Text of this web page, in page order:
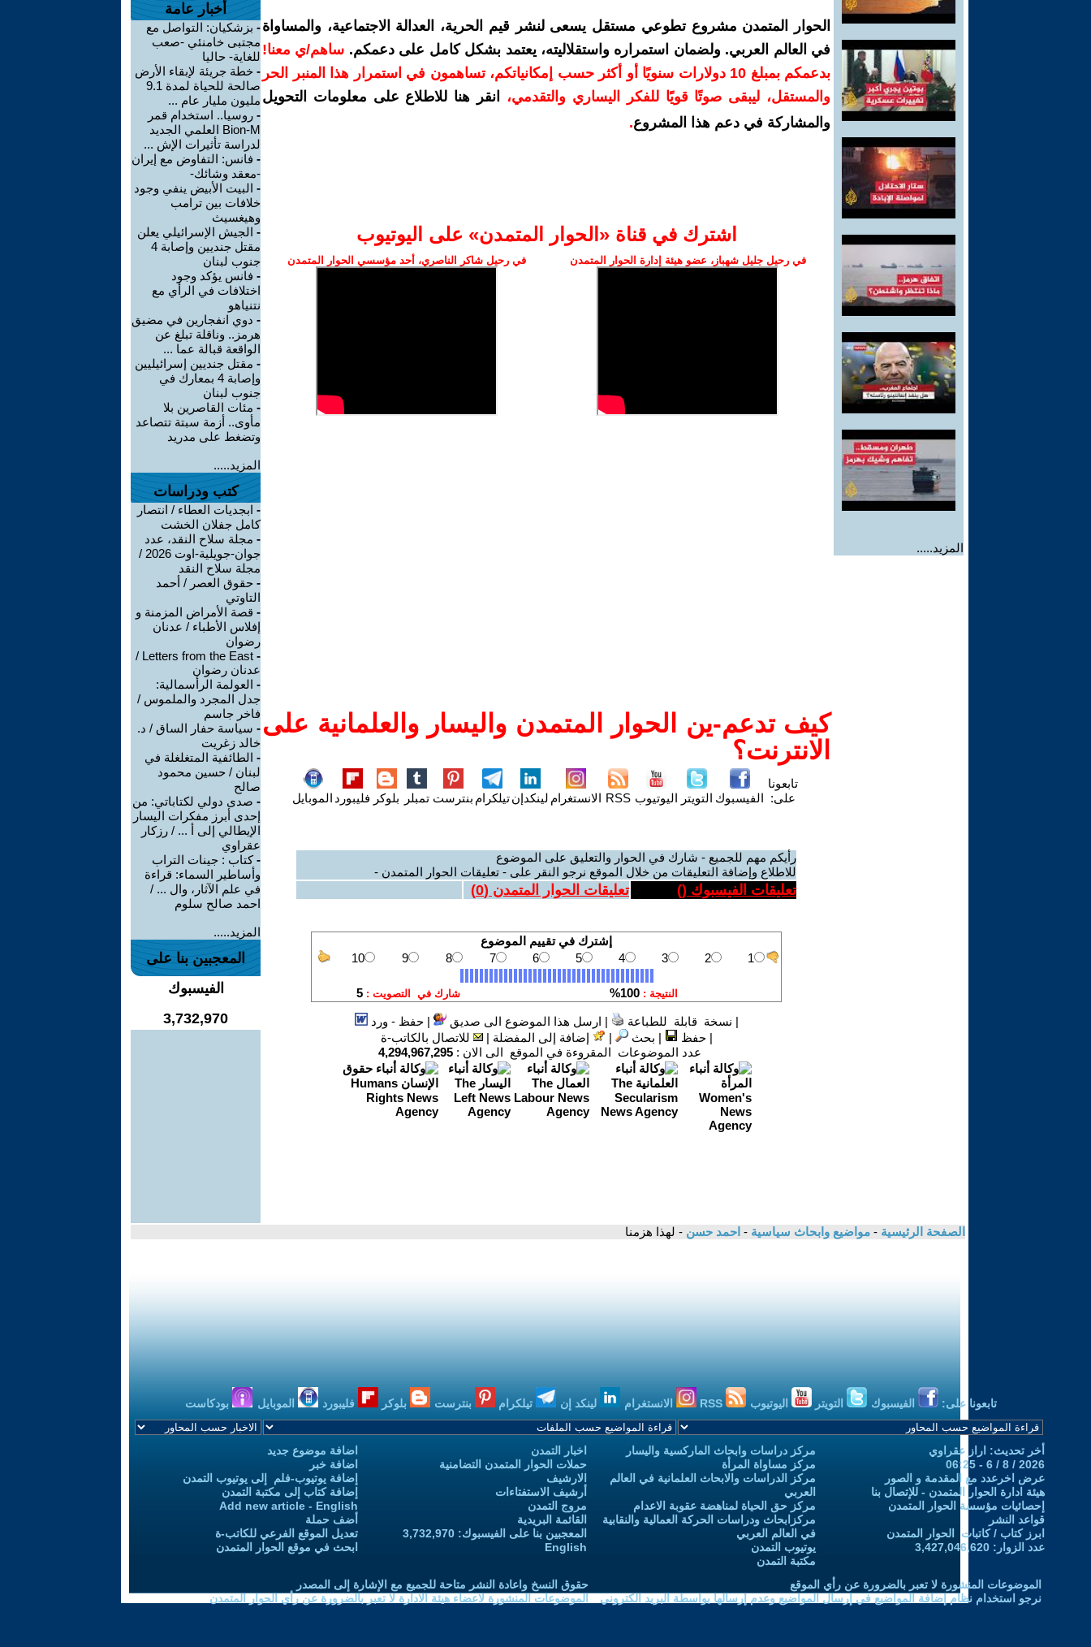
المزيد.....
الحوار المتمدن مشروع تطوعي مستقل يسعى لنشر قيم الحرية، العدالة الاجتماعية، والمساواة
في العالم العربي. ولضمان استمراره واستقلاليته، يعتمد بشكل كامل على دعمكم. ساهم/ي معنا!
بدعمكم بمبلغ 10 دولارات سنويًا أو أكثر حسب إمكانياتكم، تساهمون في استمرار هذا المنبر الحر
والمستقل، ليبقى صوتًا قويًا للفكر اليساري والتقدمي،
انقر هنا للاطلاع على معلومات التحويل
والمشاركة في دعم هذا المشروع.
اشترك في قناة ‫«الحوار المتمدن» على اليوتيوب
في رحيل جليل شهباز، عضو هيئة إدارة الحوار المتمدن في رحيل شاكر الناصري، أحد مؤسسي الحوار المتمدن
كيف تدعم-ين الحوار المتمدن واليسار والعلمانية على
الانترنت؟
تابعونا
على: الفيسبوك التويتر اليوتيوب RSS الانستغرام لينكدإنتيلكرام بنترست تمبلر بلوكر فليبورد الموبايل
رأيكم مهم للجميع - شارك في الحوار والتعليق على الموضوع
للاطلاع وإضافة التعليقات من خلال الموقع نرجو النقر على - تعليقات الحوار المتمدن -
تعليقات الفيسبوك () تعليقات الحوار المتمدن (0
)
| نسخة قابلة للطباعة | ارسل هذا الموضوع الى صديق |حفظ - ورد
|حفظ | بحث | إضافة إلى المفضلة |
للاتصال بالكاتب-ة
عدد الموضوعات المقروءة في الموقع الى الان : 4,294,967,295
أخبار عامة
- بزشكيان: التواصل مع
مجتبى خامنئي -صعب
للغاية- حاليا
- خطة جريئة لإبقاء الأرض
صالحة للحياة لمدة 9.1
مليون مليار عام ...
- روسيا.. استخدام قمر
Bion-M العلمي الجديد
لدراسة تأثيرات الإش ...
- فانس: التفاوض مع إيران
-معقد وشائك-
- البيت الأبيض ينفي وجود
خلافات بين ترامب
وهيغسيث
- الجيش الإسرائيلي يعلن
مقتل جنديين وإصابة 4
جنوب لبنان
- فانس يؤكد وجود
اختلافات في الرأي مع
نتنياهو
- دوي انفجارين في مضيق
هرمز.. وناقلة تبلغ عن
الواقعة قبالة عما ...
- مقتل جنديين إسرائيليين
وإصابة 4 بمعارك في
جنوب لبنان
- مئات القاصرين بلا
مأوى.. أزمة سبتة تتصاعد
وتضغط على مدريد
المزيد.....
كتب ودراسات
- ابجديات العطاء / انتصار
كامل جفلان الخشت
- مجلة سلاح النقد، عدد
جوان-جويلية-اوت 2026 /
مجلة سلاح النقد
- حقوق العصر / أحمد
التاوتي
- قصة الأمراض المزمنة و
إفلاس الأطباء / عدنان
رضوان
-
Letters from the East /
عدنان رضوان
- العولمة الرأسمالية:
جدل المجرد والملموس /
فاخر جاسم
- سياسة حفار الساق / د.
خالد زغريت
- الطائفية المتغلغلة في
لبنان / حسين محمود
صالح
- صدى دولي لكتاباتي: من
إحدى أبرز مفكرات اليسار
الإيطالي إلى أ ... / رزكار
عقراوي
-كتاب : جينات التراب
وأساطير السماء: قراءة
في علم الآثار، وال ... /
احمد صالح سلوم
المزيد.....
المعجبين بنا على
الفيسبوك
3,732,970
الصفحة الرئيسية - مواضيع وابحاث سياسية - احمد حسن - لهذا هزمنا
تابعونا على: الفيسبوك التويتر اليوتيوب الانستغرام لينكد إن تيلكرام بنترست بلوكر فليبورد الموبايل بودكاست
أخر تحديث: اراز عقراوي
2026 / 8 / 6 - 06:25
عرض اخرعدد مع المقدمة و الصور
هيئة ادارة الحوار المتمدن - للإتصال بنا
إحصائيات مؤسسة الحوار المتمدن
قواعد النشر
ابرز كتاب / كاتبات الحوار المتمدن
عدد الزوار: 3,427,046,620
مركز دراسات وابحاث الماركسية واليسار
مركز مساواة المرأة
مركز الدراسات والابحاث العلمانية في العالم
العربي
مركز حق الحياة لمناهضة عقوبة الاعدام
مركزابحاث ودراسات الحركة العمالية والنقابية
في العالم العربي
يوتيوب التمدن
مكتبة التمدن
اخبار التمدن
حملات الحوار المتمدن التضامنية
الارشيف
أرشيف الاستفتاءات
مروج التمدن
القائمة البريدية
المعجبين بنا على الفيسبوك: 3,732,970
English
اضافة موضوع جديد
اضافة خبر
إضافة يوتيوب-فلم إلى يوتيوب التمدن
إضافة كتاب إلى مكتبة التمدن
Add new article - English
أضف حملة
تعديل الموقع الفرعي للكاتب-ة
ابحث في موقع الحوار المتمدن
الموضوعات المنشورة لا تعبر بالضرورة عن رأي الموقع
نرجو استخدام نظام إضافة المواضيع في إرسال المواضيع وعدم إرسالها بواسطة البريد الكتروني
حقوق النسخ واعادة النشر متاحة للجميع مع الإشارة إلى المصدر
الموضوعات المنشورة لاعضاء هيئة الادارة لا تعبر بالضرورة عن رأي الحوار المتمدن